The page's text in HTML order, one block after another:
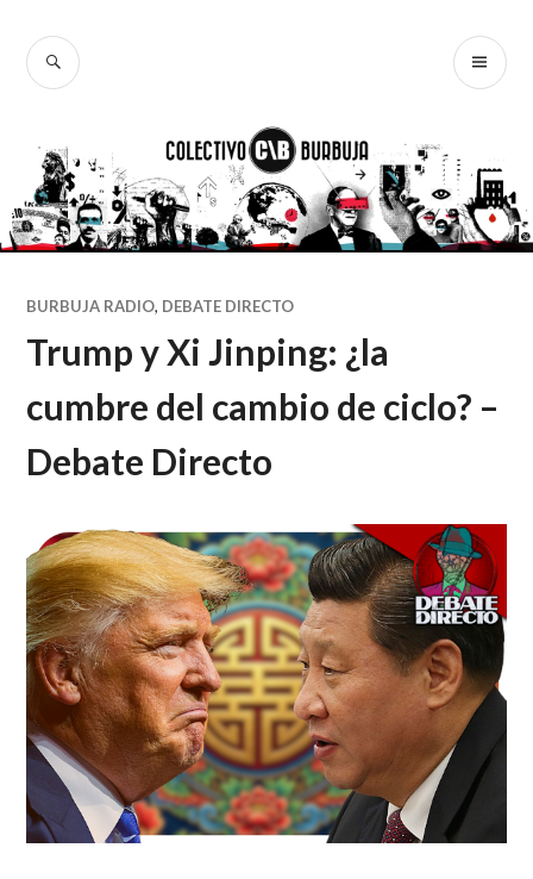
contenido
BUSCAR
BURBUJA RADIO, DEBATE DIRECTO
Trump y Xi Jinping: ¿la
cumbre del cambio de ciclo? –
Debate Directo